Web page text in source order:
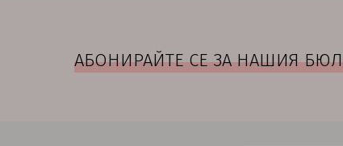
АБОНИРАЙТЕ СЕ ЗА НАШИЯ